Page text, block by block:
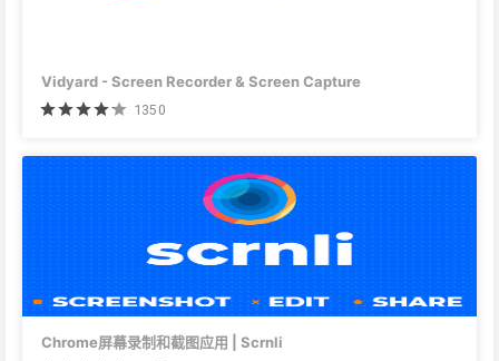
Vidyard - Screen Recorder & Screen Capture
1350
Chrome屏幕录制和截图应用 | Scrnli